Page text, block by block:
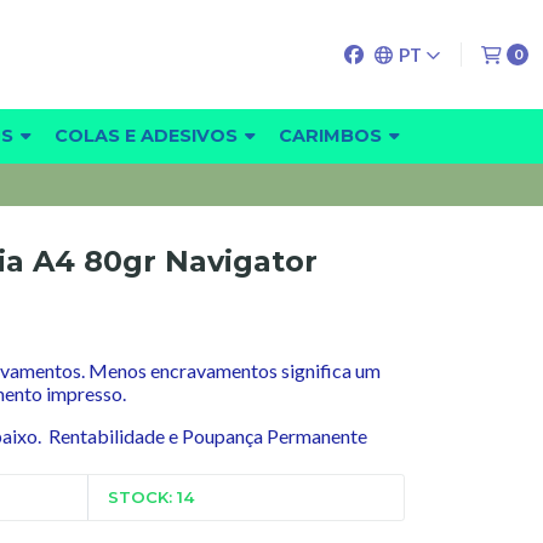
PT 0
COLAS E ADESIVOS CARIMBOS
A4 80gr Navigator
Menos encravamentos significa um
impresso.
Rentabilidade e Poupança Permanente
STOCK: 14